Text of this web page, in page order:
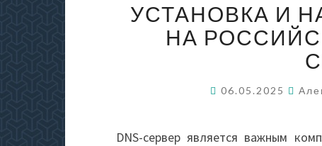
УСТАНОВКА И
НА
06.05.2025
DNS-сервер является важным